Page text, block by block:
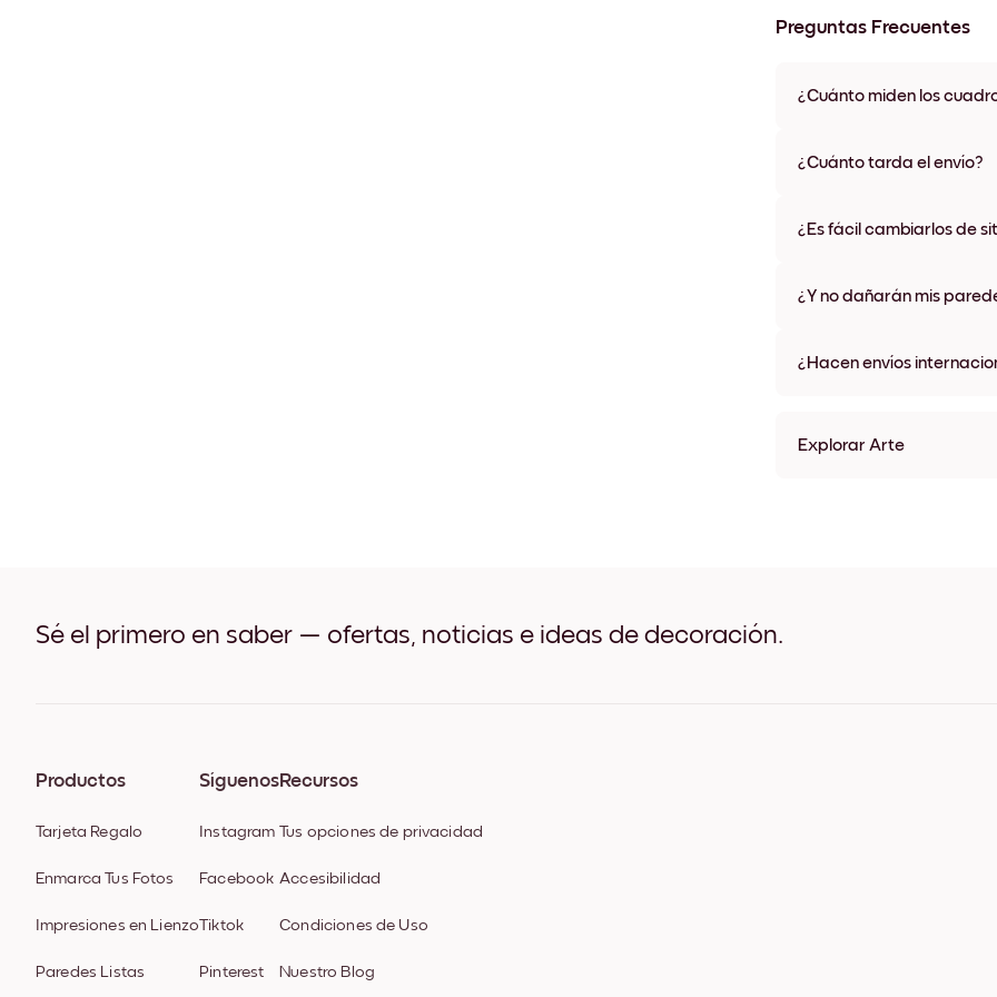
Preguntas Frecuentes
¿Cuánto miden los
materiales y colores de
¿Cuánto tarda el envío?
algunos países. Te
¿Es fácil cambiarlos de
¿Y no dañarán mis
¿Hacen envíos
Explorar Arte
Sé el primero en saber — ofertas, noticias e ideas de decoración.
Productos
Tarjeta Regalo
Enmarca Tus Fotos
Impresiones en Lienzo
Paredes Listas
Síguenos
Instagram
Facebook
Tiktok
Pinterest
Recursos
Tus opciones de privacidad
Accesibilidad
Condiciones de Uso
Nuestro Blog